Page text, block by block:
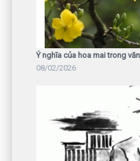
Ý nghĩa của hoa mai trong
08/02/2026